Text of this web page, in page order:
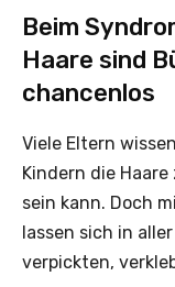
Beim
Haare sind
chancenlos
Viele Eltern
Kindern die
sein kann. Doch
lassen sich in
verpickten,